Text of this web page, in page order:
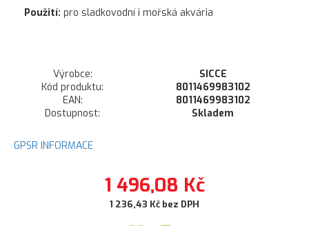
Použití: pro sladkovodní i mořská akvária
Výrobce:
SICCE
Kód produktu:
8011469983102
EAN:
8011469983102
Dostupnost:
Skladem
GPSR INFORMACE
1 496,08 Kč
1 236,43 Kč bez DPH